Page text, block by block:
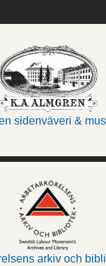
sidenväveri &
arkiv och